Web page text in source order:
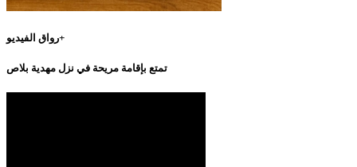
رواق الفيديو+
تمتع بإقامة مريحة في نزل مهدية بلاص